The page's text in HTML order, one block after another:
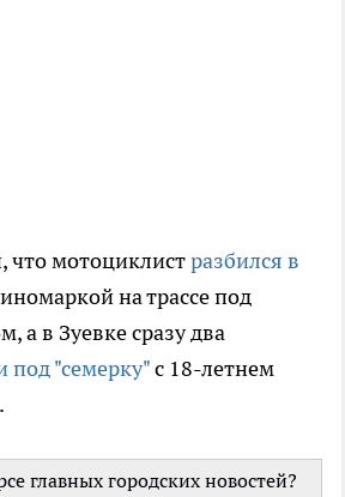
что мотоциклистразбился в
на трассе под
а в Зуевке сразу два
под "семерку"с 18-летнем
главных городских новостей?